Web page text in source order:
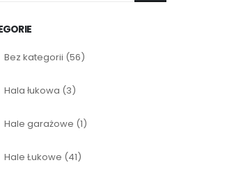
Bez kategorii (56)
Hala łukowa (3)
Hale garażowe (1)
Hale Łukowe (41)